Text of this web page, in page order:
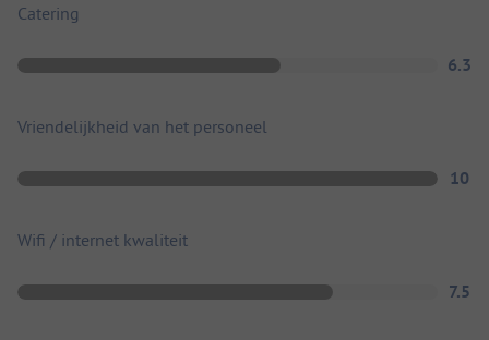
Catering
6.3
Vriendelijkheid van het personeel
10
Wifi / internet kwaliteit
7.5